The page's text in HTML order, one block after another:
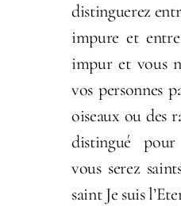
distinguerez
impure et
impur et vous
vos personnes
oiseaux ou des
distingué
vous serez
saint Je suis